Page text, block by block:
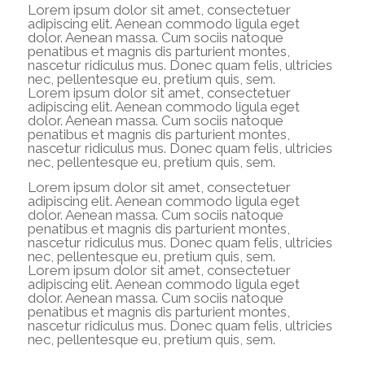
Lorem ipsum dolor sit amet, consectetuer
adipiscing elit. Aenean commodo ligula eget
dolor. Aenean massa. Cum sociis natoque
penatibus et magnis dis parturient montes,
nascetur ridiculus mus. Donec quam felis, ultricies
nec, pellentesque eu, pretium quis, sem.
Lorem ipsum dolor sit amet, consectetuer
adipiscing elit. Aenean commodo ligula eget
dolor. Aenean massa. Cum sociis natoque
penatibus et magnis dis parturient montes,
nascetur ridiculus mus. Donec quam felis, ultricies
nec, pellentesque eu, pretium quis, sem.
Lorem ipsum dolor sit amet, consectetuer
adipiscing elit. Aenean commodo ligula eget
dolor. Aenean massa. Cum sociis natoque
penatibus et magnis dis parturient montes,
nascetur ridiculus mus. Donec quam felis, ultricies
nec, pellentesque eu, pretium quis, sem.
Lorem ipsum dolor sit amet, consectetuer
adipiscing elit. Aenean commodo ligula eget
dolor. Aenean massa. Cum sociis natoque
penatibus et magnis dis parturient montes,
nascetur ridiculus mus. Donec quam felis, ultricies
nec, pellentesque eu, pretium quis, sem.